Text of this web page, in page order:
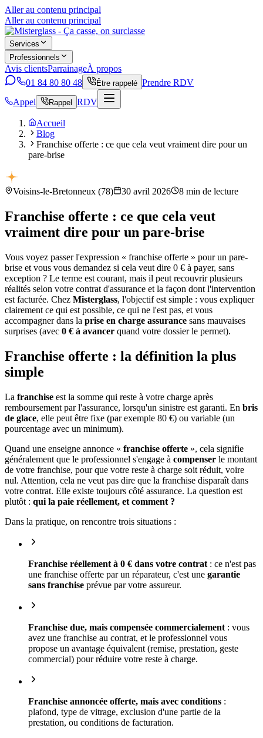
Aller au contenu principal
Aller au contenu principal
Services
Professionnels
Avis clientsParrainageÀ propos
01 84 80 80 48
Être rappelé Prendre RDV
Appel
Rappel RDV
Accueil
Blog
Franchise offerte : ce que cela veut vraiment dire pour un
pare-brise
Voisins-le-Bretonneux (78) 30 avril 2026 8 min de lecture
Franchise offerte : ce que cela veut
vraiment dire pour un pare-brise
Vous voyez passer l'expression « franchise offerte » pour un pare-
brise et vous vous demandez si cela veut dire 0 € à payer, sans
exception ? Le terme est courant, mais il peut recouvrir plusieurs
réalités selon votre contrat d'assurance et la façon dont l'intervention
est facturée. Chez Misterglass, l'objectif est simple : vous expliquer
clairement ce qui est possible, ce qui ne l'est pas, et vous
accompagner dans la prise en charge assurance sans mauvaises
surprises (avec 0 € à avancer quand votre dossier le permet).
Franchise offerte : la définition la plus
simple
La franchise est la somme qui reste à votre charge après
remboursement par l'assurance, lorsqu'un sinistre est garanti. En bris
de glace, elle peut être fixe (par exemple 80 €) ou variable (un
pourcentage avec un minimum).
Quand une enseigne annonce « franchise offerte », cela signifie
généralement que le professionnel s'engage à compenser le montant
de votre franchise, pour que votre reste à charge soit réduit, voire
nul. Attention, cela ne veut pas dire que la franchise disparaît dans
votre contrat. Elle existe toujours côté assurance. La question est
plutôt : qui la paie réellement, et comment ?
Dans la pratique, on rencontre trois situations :
Franchise réellement à 0 € dans votre contrat : ce n'est pas
une franchise offerte par un réparateur, c'est une garantie
sans franchise prévue par votre assureur.
Franchise due, mais compensée commercialement : vous
avez une franchise au contrat, et le professionnel vous
propose un avantage équivalent (remise, prestation, geste
commercial) pour réduire votre reste à charge.
Franchise annoncée offerte, mais avec conditions :
plafond, type de vitrage, exclusion d'une partie de la
prestation, ou conditions de facturation.